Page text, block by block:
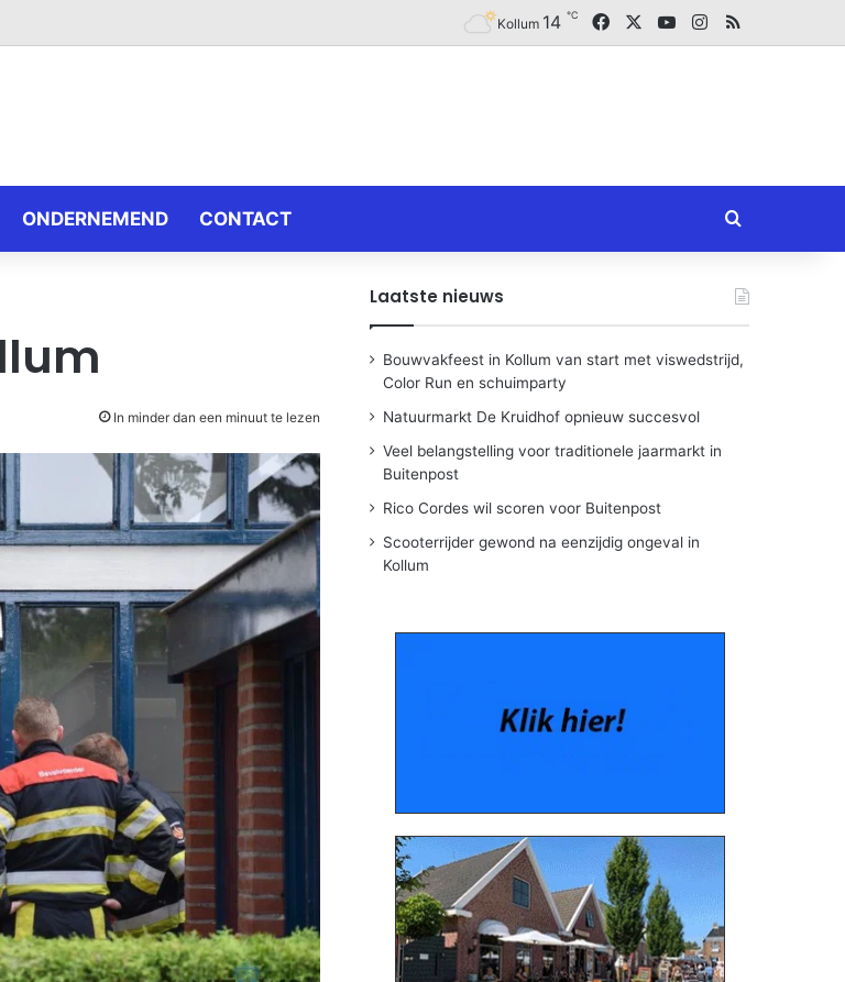
Kollum 14 ℃ FacebookYouTubeInstagram
RSS
ONDERNEMEND CONTACT Zoeken naar
In minder dan een minuut te lezen
Laatste nieuws
Bouwvakfeest in Kollum van start met viswedstrijd,
Color Run en schuimparty
Natuurmarkt De Kruidhof opnieuw succesvol
Veel belangstelling voor traditionele jaarmarkt in
Buitenpost
Rico Cordes wil scoren voor Buitenpost
Scooterrijder gewond na eenzijdig ongeval in
Kollum